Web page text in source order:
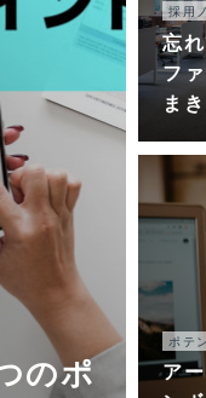
のポ
採用
忘
フ
ま
ア